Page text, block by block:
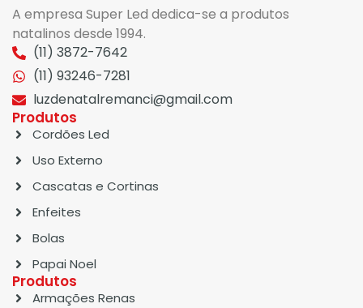
A empresa Super Led dedica-se a produtos
natalinos desde 1994.
(11) 3872-7642
(11) 93246-7281
luzdenatalremanci@gmail.com
Produtos
Cordões Led
Uso Externo
Cascatas e Cortinas
Enfeites
Bolas
Papai Noel
Produtos
Armações Renas